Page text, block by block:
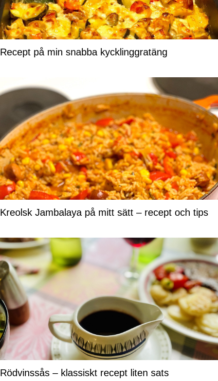
Recept på min snabba kycklinggratäng
Kreolsk Jambalaya på mitt sätt – recept och tips
Rödvinssås – klassiskt recept liten sats